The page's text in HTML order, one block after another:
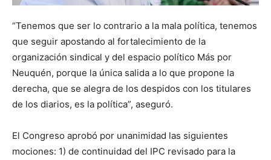
“Tenemos que ser lo contrario a la mala política, tenemos
que seguir apostando al fortalecimiento de la
organización sindical y del espacio político Más por
Neuquén, porque la única salida a lo que propone la
derecha, que se alegra de los despidos con los titulares
de los diarios, es la política”, aseguró.
El Congreso aprobó por unanimidad las siguientes
mociones: 1) de continuidad del IPC revisado para la